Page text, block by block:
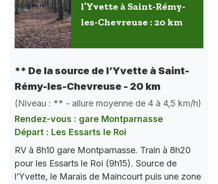
l’Yvette à Saint-Rémy-
les-Chevreuse : 20 km
** De la source de l’Yvette à Saint-
Rémy-les-Chevreuse - 20 km
(Niveau : ** - allure moyenne de 4 à 4,5 km/h)
Rendez-vous : gare Montparnasse
Départ : Les Essarts le Roi
RV à 8h10 gare Montparnasse. Train à 8h20
pour les Essarts le Roi (9h15). Source de
l’Yvette, le Marais de Maincourt puis une zone